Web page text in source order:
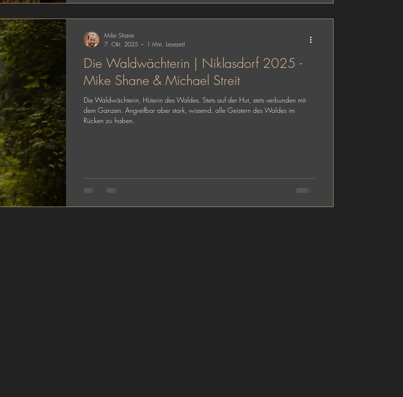
Die Waldwächterin | Niklasdorf 2025 -
Mike Shane & Michael Streit
Die Waldwächterin, Hüterin des Waldes. Stets auf der Hut, stets verbunden mit
dem Ganzen. Angreifbar aber stark, wissend, alle Geistern des Waldes im
Rücken zu haben.
Mike Shane
7. Okt. 2025
1 Min. Lesezeit